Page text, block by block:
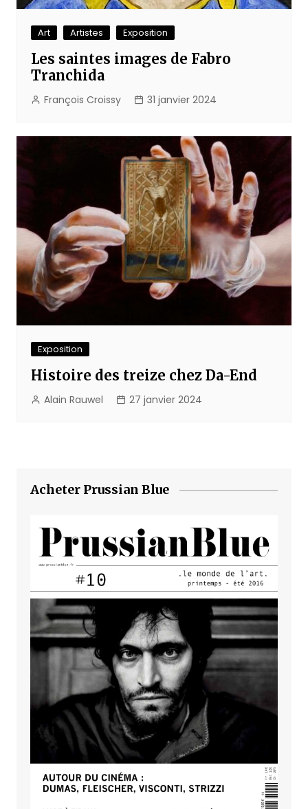
Art Artistes Exposition
Les saintes images de Fabro
Tranchida
François Croissy 31 janvier 2024
Exposition
Histoire des treize chez Da-End
Alain Rauwel 27 janvier 2024
Acheter Prussian Blue